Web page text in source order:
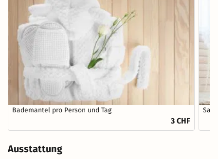
Bademantel pro Person und Tag
3 CHF
Ausstattung